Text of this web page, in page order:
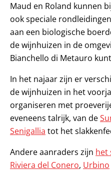
Maud en Roland kunnen
ook speciale
aan een biologische
de wijnhuizen in de
Bianchello di Metauro
In het najaar zijn er
de wijnhuizen in het
organiseren met
eveneens talrijk, van de
Senigallia tot het
Andere aanraders zijn het
Riviera del Conero, Urbino